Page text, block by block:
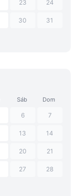
23 24
30 31
Sáb Dom
6 7
13 14
20 21
27 28